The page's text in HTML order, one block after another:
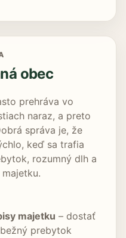
obec
prehráva vo
naraz, a preto
správa je, že
keď sa trafia
rozumný dlh a
majetku – dostať
prebytok